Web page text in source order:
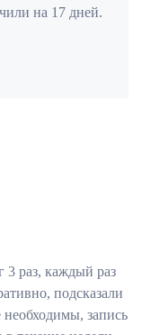
на 17 дней.
раз, каждый раз
подсказали
запись